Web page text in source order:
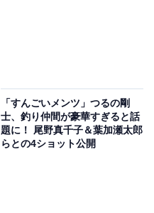
「すんごいメンツ」つるの剛
士、釣り仲間が豪華すぎると話
題に！ 尾野真千子＆葉加瀬太郎
らとの4ショット公開